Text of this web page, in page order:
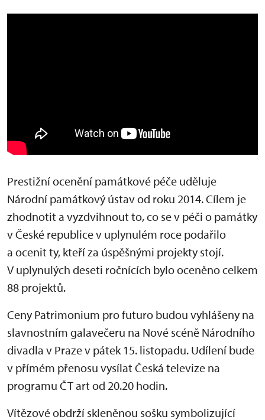
Prestižní ocenění památkové péče uděluje
Národní památkový ústav od roku 2014. Cílem je
zhodnotit a vyzdvihnout to, co se v péči o památky
v České republice v uplynulém roce podařilo
a ocenit ty, kteří za úspěšnými projekty stojí.
V uplynulých deseti ročnících bylo oceněno celkem
88 projektů.
Ceny Patrimonium pro futuro budou vyhlášeny na
slavnostním galavečeru na Nové scéně Národního
divadla v Praze v pátek 15. listopadu. Udílení bude
v přímém přenosu vysílat Česká televize na
programu ČT art od 20.20 hodin.
Vítězové obdrží skleněnou sošku symbolizující